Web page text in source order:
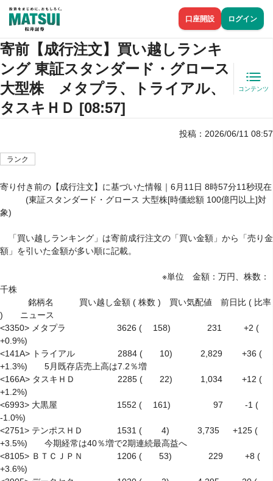
口座開設 ログイン
寄前【成行注文】買い越しランキ
ング 東証スタンダード・グロース
大型株 メタプラ、トライアル、
タスキＨＤ [08:57]
コンテンツ
投稿： 2026/06/11 08:57
ランク
寄り付き前の【成行注文】に基づいた情報｜6月11日 8時57分11秒現在
(東証スタンダード・グロース 大型株[時価総額 100億円以上]対
象)
「買い越しランキング」は寄前成行注文の「買い金額」から「売り金
額」を引いた金額が多い順に記載。
※単位　金額：万円、株数：
千株
銘柄名　　　買い越し金額 ( 株数 )　買い気配値　前日比 ( 比率
)　　ニュース
<3350> メタプラ　　　　　　3626 (　 158)　　　　 231 　　 +2 (
+0.9%)
<141A> トライアル　　　　　2884 (　　10)　　　 2,829　　 +36 (
+1.3%)　　5月既存店売上高は7.2％増
<166A> タスキＨＤ　　　　　2285 (　　22)　　　 1,034　　 +12 (
+1.2%)
<6993> 大黒屋　　　　　　　1552 (　 161)　　　　　97 　　 -1 (
-1.0%)
<2751> テンポスＨＤ　　　　1531 (　　 4)　　　 3,735 　 +125 (
+3.5%)　　今期経常は40％増で2期連続最高益へ
<8105> ＢＴＣＪＰＮ　　　　1206 (　　53)　　　　 229 　　 +8 (
+3.6%)